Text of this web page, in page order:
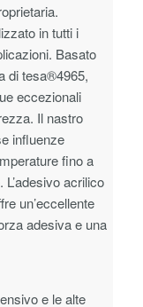
in tutti i
Basato
ditesa®4965,
eccezionali
Il nastro
influenze
fino a
acrilico
un’eccellente
adesiva e una
e le alte